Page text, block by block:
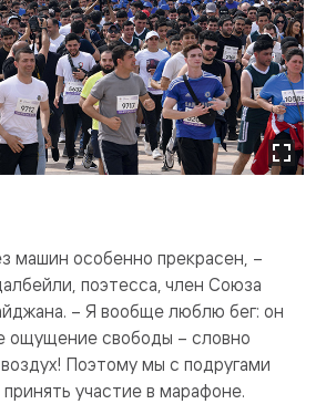
машин особенно прекрасен, –
поэтесса, член Союза
– Я вообще люблю бег: он
ощущение свободы – словно
Поэтому мы с подругами
участие в марафоне.